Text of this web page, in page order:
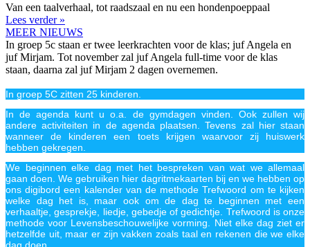
Van een taalverhaal, tot raadszaal en nu een hondenpoeppaal
Lees verder »
MEER NIEUWS
In groep 5c staan er twee leerkrachten voor de klas; juf Angela en
juf Mirjam. Tot november zal juf Angela full-time voor de klas
staan, daarna zal juf Mirjam 2 dagen overnemen.
In groep 5C zitten 25 kinderen.
In de agenda kunt u o.a. de gymdagen vinden. Ook zullen wij
andere activiteiten in de agenda plaatsen. Tevens zal hier staan
wanneer de kinderen een toets krijgen waarvoor zij huiswerk
hebben gekregen.
We beginnen elke dag met het bespreken van wat we allemaal
gaan doen. We gebruiken hier dagritmekaarten bij en we hebben op
ons digibord een kalender van de methode Trefwoord om te kijken
welke dag het is, maar ook om de dag te beginnen met een
verhaaltje, gesprekje, liedje, gebedje of gedichtje. Trefwoord is onze
methode voor Levensbeschouwelijke vorming. Niet elke dag ziet er
hetzelfde uit, maar er zijn vakken zoals taal en rekenen die we elke